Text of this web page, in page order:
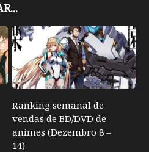
Ranking semanal de
vendas de BD/DVD de
animes (Dezembro 8 –
14)